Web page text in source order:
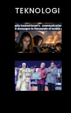
TEKNOLOGI